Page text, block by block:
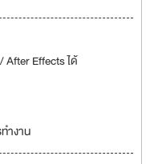
After Effects ได้
ำงาน